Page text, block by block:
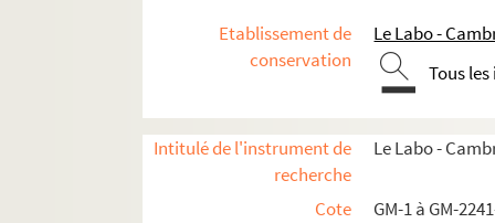
Etablissement de
conservation
Le Labo -
Tous
Intitulé de l'instrument de
recherche
Le Labo -
Cote
GM-1 à GM-
Boîte n°2
Boîte n°4
Boîte n°5
Boîte n°6